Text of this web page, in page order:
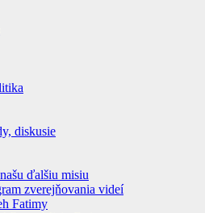
diskusie
ďalšiu misiu
zverejňovania videí
Fatimy